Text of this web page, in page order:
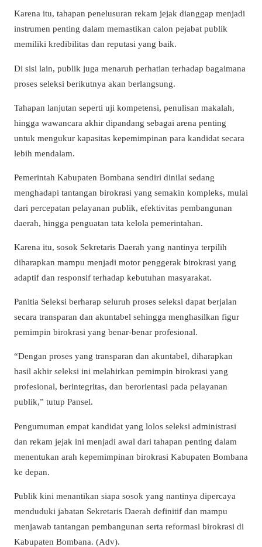
Karena itu, tahapan penelusuran rekam jejak dianggap menjadi
instrumen penting dalam memastikan calon pejabat publik
memiliki kredibilitas dan reputasi yang baik.
Di sisi lain, publik juga menaruh perhatian terhadap bagaimana
proses seleksi berikutnya akan berlangsung.
Tahapan lanjutan seperti uji kompetensi, penulisan makalah,
hingga wawancara akhir dipandang sebagai arena penting
untuk mengukur kapasitas kepemimpinan para kandidat secara
lebih mendalam.
Pemerintah Kabupaten Bombana sendiri dinilai sedang
menghadapi tantangan birokrasi yang semakin kompleks, mulai
dari percepatan pelayanan publik, efektivitas pembangunan
daerah, hingga penguatan tata kelola pemerintahan.
Karena itu, sosok Sekretaris Daerah yang nantinya terpilih
diharapkan mampu menjadi motor penggerak birokrasi yang
adaptif dan responsif terhadap kebutuhan masyarakat.
Panitia Seleksi berharap seluruh proses seleksi dapat berjalan
secara transparan dan akuntabel sehingga menghasilkan figur
pemimpin birokrasi yang benar-benar profesional.
“Dengan proses yang transparan dan akuntabel, diharapkan
hasil akhir seleksi ini melahirkan pemimpin birokrasi yang
profesional, berintegritas, dan berorientasi pada pelayanan
publik,” tutup Pansel.
Pengumuman empat kandidat yang lolos seleksi administrasi
dan rekam jejak ini menjadi awal dari tahapan penting dalam
menentukan arah kepemimpinan birokrasi Kabupaten Bombana
ke depan.
Publik kini menantikan siapa sosok yang nantinya dipercaya
menduduki jabatan Sekretaris Daerah definitif dan mampu
menjawab tantangan pembangunan serta reformasi birokrasi di
Kabupaten Bombana. (Adv).